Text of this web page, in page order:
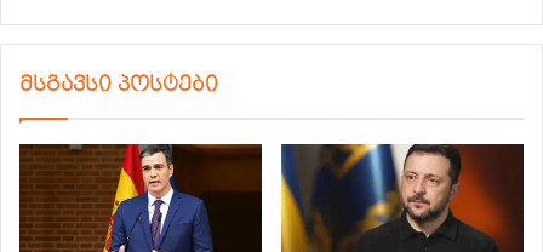
მსგავსი პოსტები